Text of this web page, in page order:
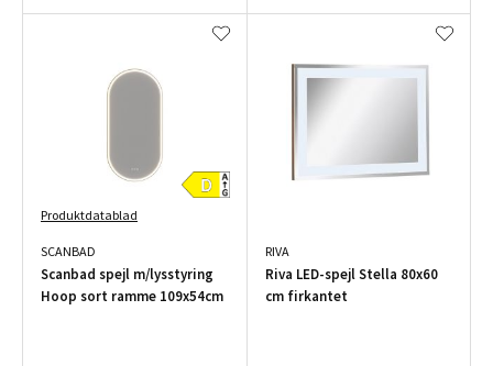
Produktdatablad
SCANBAD
Scanbad spejl m/lysstyring
Hoop sort ramme 109x54cm
RIVA
Riva LED-spejl Stella 80x60
cm firkantet